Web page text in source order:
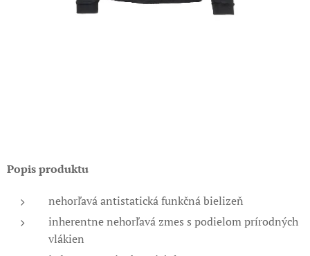
Popis produktu
nehorľavá antistatická funkčná bielizeň
inherentne nehorľavá zmes s podielom prírodných
vlákien